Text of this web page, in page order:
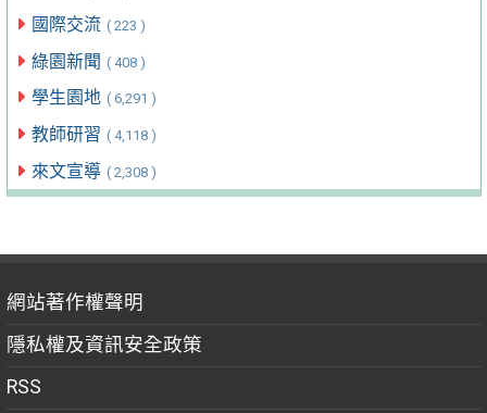
國際交流 ( 223 )
綠園新聞 ( 408 )
學生園地 ( 6,291 )
教師研習 ( 4,118 )
來文宣導 ( 2,308 )
網站著作權聲明
隱私權及資訊安全政策
RSS